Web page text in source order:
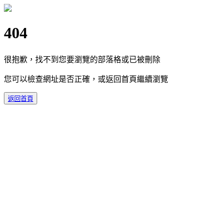
404
很抱歉，找不到您要瀏覽的部落格或已被刪除
您可以檢查網址是否正確，或返回首頁繼續瀏覽
返回首頁